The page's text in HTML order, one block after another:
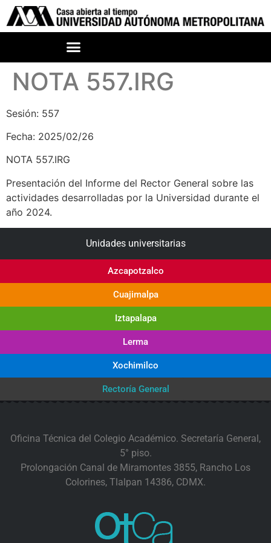
NOTA 557.IRG
Sesión: 557
Fecha: 2025/02/26
NOTA 557.IRG
Presentación del Informe del Rector General sobre las
actividades desarrolladas por la Universidad durante el
año 2024.
Unidades universitarias
Azcapotzalco
Cuajimalpa
Iztapalapa
Lerma
Xochimilco
Rectoría General
Oficina Técnica del Colegio Académico. Secretaría General,
5° piso.
Prolongación Canal de Miramontes 3855, Rancho Los
Colorines, Tlalpan 14386, CDMX.